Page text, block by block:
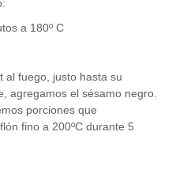
a 180º C
al fuego, justo hasta su
agregamos el sésamo negro.
porciones que
fino a 200ºC durante 5